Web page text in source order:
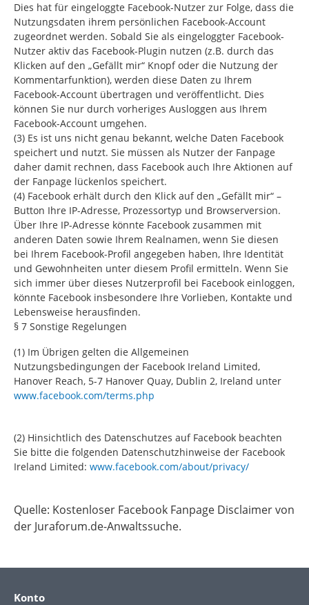
Dies hat für eingeloggte Facebook-Nutzer zur Folge, dass die
Nutzungsdaten ihrem persönlichen Facebook-Account
zugeordnet werden. Sobald Sie als eingeloggter Facebook-
Nutzer aktiv das Facebook-Plugin nutzen (z.B. durch das
Klicken auf den „Gefällt mir“ Knopf oder die Nutzung der
Kommentarfunktion), werden diese Daten zu Ihrem
Facebook-Account übertragen und veröffentlicht. Dies
können Sie nur durch vorheriges Ausloggen aus Ihrem
Facebook-Account umgehen.
(3) Es ist uns nicht genau bekannt, welche Daten Facebook
speichert und nutzt. Sie müssen als Nutzer der Fanpage
daher damit rechnen, dass Facebook auch Ihre Aktionen auf
der Fanpage lückenlos speichert.
(4) Facebook erhält durch den Klick auf den „Gefällt mir“ –
Button Ihre IP-Adresse, Prozessortyp und Browserversion.
Über Ihre IP-Adresse könnte Facebook zusammen mit
anderen Daten sowie Ihrem Realnamen, wenn Sie diesen
bei Ihrem Facebook-Profil angegeben haben, Ihre Identität
und Gewohnheiten unter diesem Profil ermitteln. Wenn Sie
sich immer über dieses Nutzerprofil bei Facebook einloggen,
könnte Facebook insbesondere Ihre Vorlieben, Kontakte und
Lebensweise herausfinden.
§ 7 Sonstige Regelungen
(1) Im Übrigen gelten die Allgemeinen
Nutzungsbedingungen der Facebook Ireland Limited,
Hanover Reach, 5-7 Hanover Quay, Dublin 2, Ireland unter
www.facebook.com/terms.php
(2) Hinsichtlich des Datenschutzes auf Facebook beachten
Sie bitte die folgenden Datenschutzhinweise der Facebook
Ireland Limited: www.facebook.com/about/privacy/
Quelle: Kostenloser Facebook Fanpage Disclaimer von
der Juraforum.de-Anwaltssuche.
Konto